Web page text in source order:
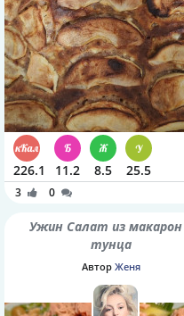
226.1 11.2 8.5 25.5
3 0
Ужин Салат из макарон и
тунца
Автор Женя